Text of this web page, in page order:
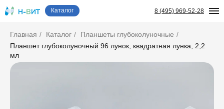
8 (495) 969-52-28
Каталог
Главная / Каталог / Планшеты глубоколуночные /
Планшет глубоколуночный 96 лунок, квадратная лунка, 2,2
мл